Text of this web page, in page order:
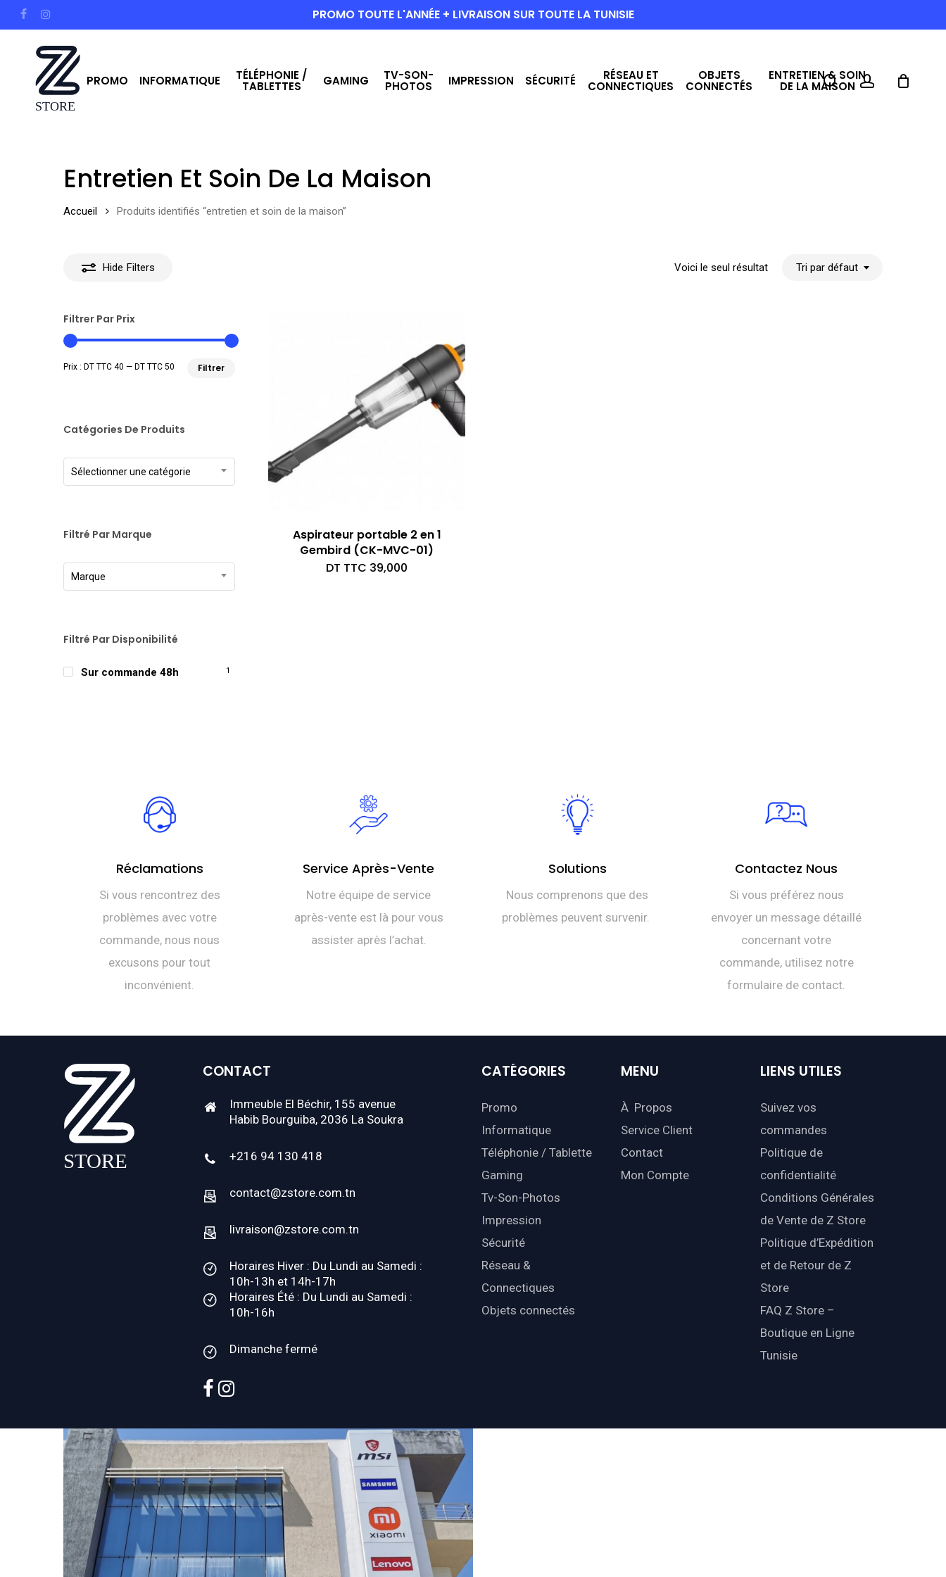
to
facebookinstagram PROMO TOUTE L'ANNÉE + LIVRAISON SUR TOUTE LA TUNISIE
PROMO INFORMATIQUE TÉLÉPHONIE /
TABLETTES GAMING TV-SON-
PHOTOS IMPRESSION SÉCURITÉ RÉSEAU ET
CONNECTIQUES
OBJETS
CONNECTÉS
ENTRETIEN & SOIN
DE LA MAISONsearchaccount
Entretien Et Soin De La Maison
Accueil Produits identifiés “entretien et soin de la maison”
Hide Filters Voici le seul résultat Tri par défaut
Filtrer Par Prix
Filtrer
Prix : DT TTC 40 — DT TTC 50
Catégories De Produits
Sélectionner une catégorie
Filtré Par Marque
Marque
Filtré Par Disponibilité
Sur commande 48h 1
Aspirateur portable 2 en 1
Gembird (CK-MVC-01)
DT TTC 39,000
Réclamations
Si vous rencontrez des
problèmes avec votre
commande, nous nous
excusons pour tout
inconvénient.
Service Après-Vente
Notre équipe de service
après-vente est là pour vous
assister après l’achat.
Solutions
Nous comprenons que des
problèmes peuvent survenir.
Contactez Nous
Si vous préférez nous
envoyer un message détaillé
concernant votre
commande, utilisez notre
formulaire de contact.
CONTACT
Immeuble El Béchir, 155 avenue
Habib Bourguiba, 2036 La Soukra
+216 94 130 418
contact@zstore.com.tn
livraison@zstore.com.tn
Horaires Hiver : Du Lundi au Samedi :
10h-13h et 14h-17h
Horaires Été : Du Lundi au Samedi :
10h-16h
Dimanche fermé
facebook
instagram
CATÉGORIES
Promo
Informatique
Téléphonie / Tablette
Gaming
Tv-Son-Photos
Impression
Sécurité
Réseau &
Connectiques
Objets connectés
MENU
À Propos
Service Client
Contact
Mon Compte
LIENS UTILES
Suivez vos
commandes
Politique de
confidentialité
Conditions Générales
de Vente de Z Store
Politique d’Expédition
et de Retour de Z
Store
FAQ Z Store –
Boutique en Ligne
Tunisie